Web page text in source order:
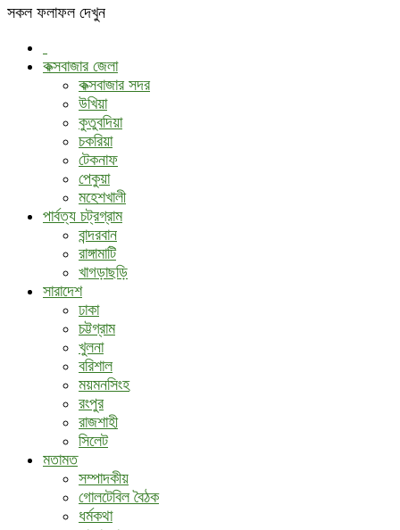
সকল ফলাফল দেখুন
কক্সবাজার জেলা
কক্সবাজার সদর
উখিয়া
কুতুবদিয়া
চকরিয়া
টেকনাফ
পেকুয়া
মহেশখালী
পার্বত্য চট্রগ্রাম
বান্দরবান
রাঙ্গামাটি
খাগড়াছড়ি
সারাদেশ
ঢাকা
চট্টগ্রাম
খুলনা
বরিশাল
ময়মনসিংহ
রংপুর
রাজশাহী
সিলেট
মতামত
সম্পাদকীয়
গোলটেবিল বৈঠক
ধর্মকথা